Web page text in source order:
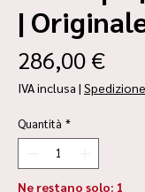
|
286,00 €
IVA inclusa |
Quantità *
Ne restano solo: 1